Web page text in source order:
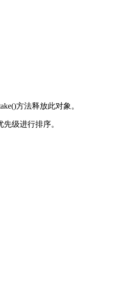
方法释放此对象。
级进行排序。